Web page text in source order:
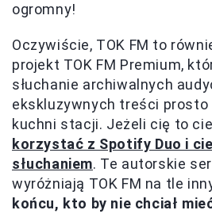
ogromny!
Oczywiście, TOK FM to
projekt TOK FM Premium,
słuchanie archiwalnych
ekskluzywnych treści
kuchni stacji. Jeżeli cię to
korzystać z Spotify Duo i
słuchaniem. Te autorskie
wyróżniają TOK FM na tle
końcu, kto by nie chciał